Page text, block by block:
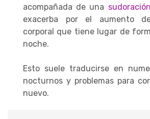
acompañada de una
exacerba por el aumento
corporal que tiene lugar de
noche.
Esto suele traducirse en
nocturnos y problemas para
nuevo.